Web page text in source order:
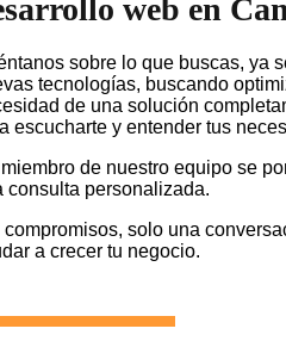
web en
sobre lo que buscas, ya
tecnologías, buscando
de una solución
escucharte y entender tus
de nuestro equipo se
consulta personalizada.
compromisos, solo una
a crecer tu negocio.